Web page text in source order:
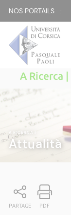
NOS PORTAILS :
A Ricerca |
A RICERCA
Attualità
PARTAGE PDF